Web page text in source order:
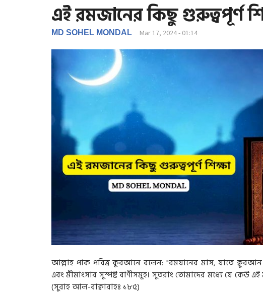
এই রমজানের কিছু গুরুত্বপূর্ণ
MD SOHEL MONDAL Mar 17, 2024 - 01:14
আল্লাহ পাক পবিত্র কুরআনে বলেন: "রমযানের মাস, যাতে ক্বুরআন
এবং মীমাংসার সুস্পষ্ট বাণীসমূহ। সুতরাং তোমাদের মধ্যে যে কেউ
(সুরাহ আল-বাক্বারাহঃ ১৮৫)